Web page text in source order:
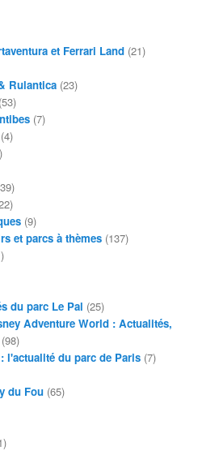
et Ferrari Land (21)
Rulantica (23)
(53)
(7)
(4)
(9)
et parcs à thèmes (137)
du parc Le Pal (25)
Adventure World : Actualités,
(98)
l'actualité du parc de Paris (7)
du Fou (65)